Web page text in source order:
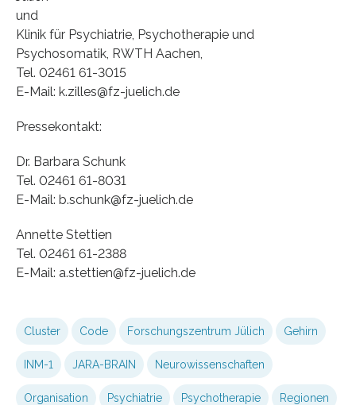
und
Klinik für Psychiatrie, Psychotherapie und
Psychosomatik, RWTH Aachen,
Tel. 02461 61-3015
E-Mail: k.zilles@fz-juelich.de
Pressekontakt:
Dr. Barbara Schunk
Tel. 02461 61-8031
E-Mail: b.schunk@fz-juelich.de
Annette Stettien
Tel. 02461 61-2388
E-Mail: a.stettien@fz-juelich.de
Cluster Code Forschungszentrum Jülich Gehirn
INM-1 JARA-BRAIN Neurowissenschaften
Organisation Psychiatrie Psychotherapie Regionen